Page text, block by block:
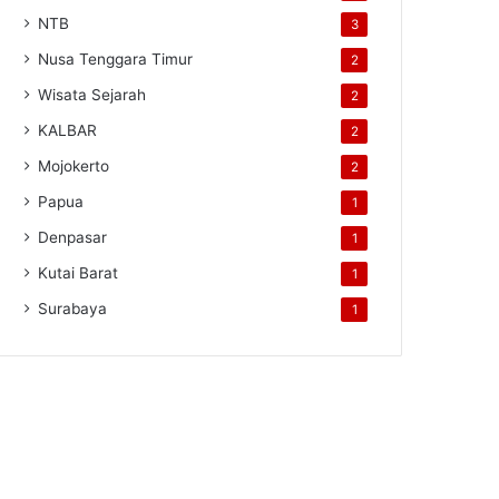
NTB 3
Nusa Tenggara Timur 2
Wisata Sejarah 2
KALBAR 2
Mojokerto 2
Papua 1
Denpasar 1
Kutai Barat 1
Surabaya 1